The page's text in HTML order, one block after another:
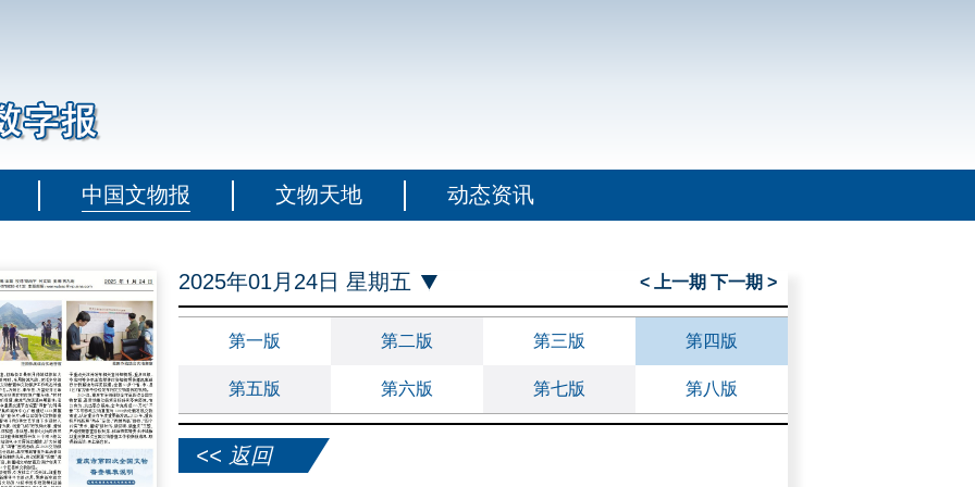
中国文物报 文物天地 动态资讯
2025年01月24日 星期五 < 上一期 下一期 >
第一版 第二版 第三版 第四版
第五版 第六版 第七版 第八版
<< 返回